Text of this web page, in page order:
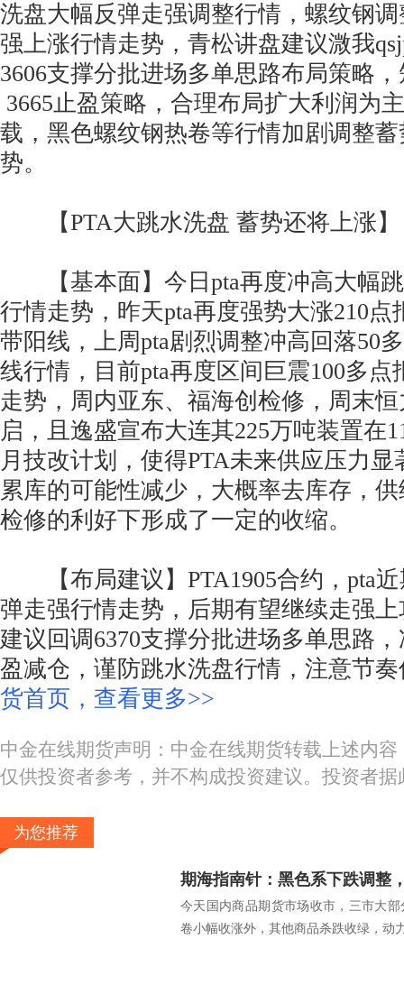
洗盘大幅反弹走强调整行情，螺纹钢
强上涨行情走势，青松讲盘建议溦我
3606支撑分批进场多单思路布局策略
3665止盈策略，合理布局扩大利润为
载，黑色螺纹钢热卷等行情加剧调整
势。
【PTA大跳水洗盘 蓄势还将上涨】
【基本面】今日pta再度冲高大幅跳
行情走势，昨天pta再度强势大涨210点
带阳线，上周pta剧烈调整冲高回落50
线行情，目前pta再度区间巨震100多点
走势，周内亚东、福海创检修，周末
启，且逸盛宣布大连其225万吨装置在
月技改计划，使得PTA未来供应压力显
累库的可能性减少，大概率去库存，
检修的利好下形成了一定的收缩。
【布局建议】PTA1905合约，pta近
弹走强行情走势，后期有望继续走强
建议回调6370支撑分批进场多单思路
盈减仓，谨防跳水洗盘行情，注意节
货首页，查看更多>>
中金在线期货声明：中金在线期货转载上述内
仅供投资者参考，并不构成投资建议。投资者
为您推荐
今天国内商品期货市场收市，三市大
卷小幅收涨外，其他商品杀跌收绿，动